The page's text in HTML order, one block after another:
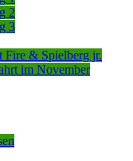
2
3
Fire & Spielberg jr.
im November